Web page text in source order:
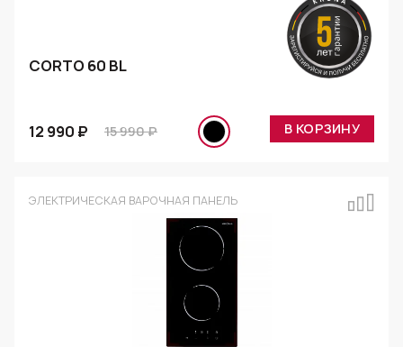
CORTO 60 BL
12 990 ₽ 15 990 ₽ В КОРЗИНУ
ЭЛЕКТРИЧЕСКАЯ ВАРОЧНАЯ ПАНЕЛЬ